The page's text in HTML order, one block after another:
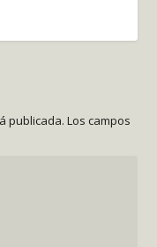
publicada. Los campos